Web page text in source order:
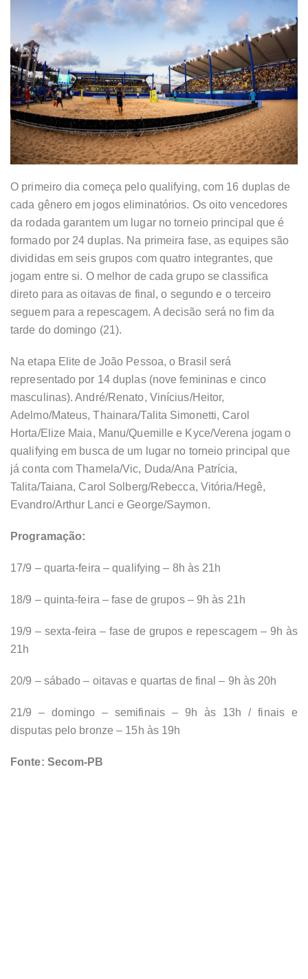
O primeiro dia começa pelo qualifying, com 16 duplas de
cada gênero em jogos eliminatórios. Os oito vencedores
da rodada garantem um lugar no torneio principal que é
formado por 24 duplas. Na primeira fase, as equipes são
divididas em seis grupos com quatro integrantes, que
jogam entre si. O melhor de cada grupo se classifica
direto para as oitavas de final, o segundo e o terceiro
seguem para a repescagem. A decisão será no fim da
tarde do domingo (21).
Na etapa Elite de João Pessoa, o Brasil será
representado por 14 duplas (nove femininas e cinco
masculinas). André/Renato, Vinícius/Heitor,
Adelmo/Mateus, Thainara/Talita Simonetti, Carol
Horta/Elize Maia, Manu/Quemille e Kyce/Verena jogam o
qualifying em busca de um lugar no torneio principal que
já conta com Thamela/Vic, Duda/Ana Patrícia,
Talita/Taiana, Carol Solberg/Rebecca, Vitória/Hegê,
Evandro/Arthur Lanci e George/Saymon.
Programação:
17/9 – quarta-feira – qualifying – 8h às 21h
18/9 – quinta-feira – fase de grupos – 9h às 21h
19/9 – sexta-feira – fase de grupos e repescagem – 9h às
21h
20/9 – sábado – oitavas e quartas de final – 9h às 20h
21/9 – domingo – semifinais – 9h às 13h / finais e
disputas pelo bronze – 15h às 19h
Fonte: Secom-PB